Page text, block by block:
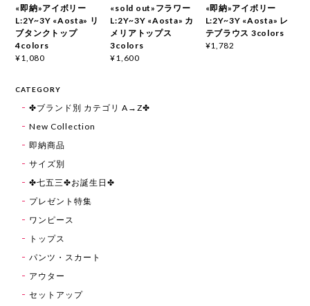
«即納»アイボリー
L:2Y~3Y «Aosta» リ
ブタンクトップ
4colors
¥1,080
«sold out»フラワー
L:2Y~3Y «Aosta» カ
メリアトップス
3colors
¥1,600
«即納»アイボリー
L:2Y~3Y «Aosta» レ
テブラウス 3colors
¥1,782
CATEGORY
✤ブランド別 カテゴリ A→Z✤
New Collection
即納商品
サイズ別
✤七五三✤お誕生日✤
プレゼント特集
ワンピース
トップス
パンツ・スカート
アウター
セットアップ